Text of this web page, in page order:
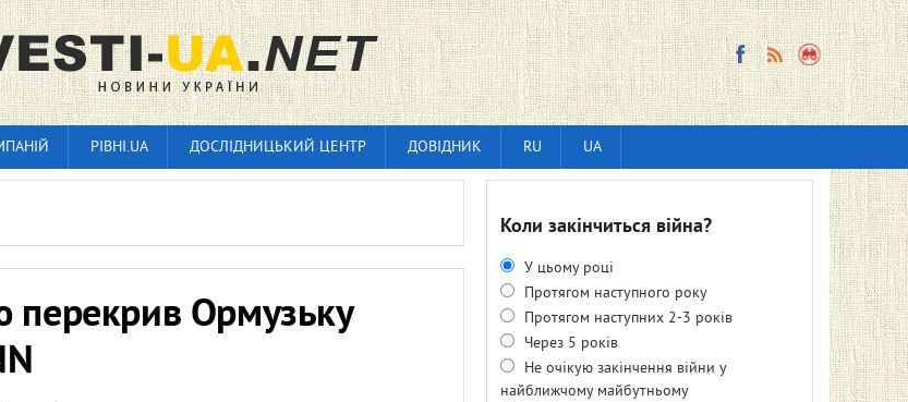
РІВНІ.UA ДОСЛІДНИЦЬКИЙ ЦЕНТР ДОВІДНИК RU UA
перекрив Ормузьку
Коли закінчиться війна?
У цьому році
Протягом наступного року
Протягом наступних 2-3 років
Через 5 років
Не очікую закінчення війни у
найближчому майбутньому